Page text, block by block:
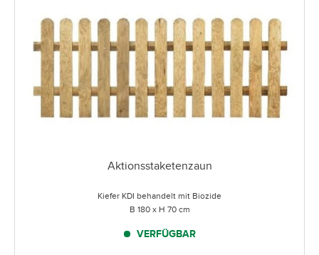
Aktionsstaketenzaun
Kiefer KDI behandelt mit Biozide
B 180 x H 70 cm
VERFÜGBAR